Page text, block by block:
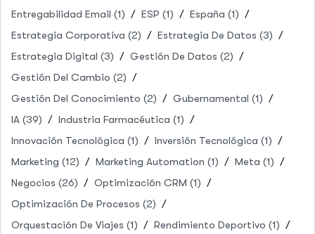
Entregabilidad Email (1) ESP (1) España (1)
Estrategia Corporativa (2) Estrategia De Datos (3)
Estrategia Digital (3) Gestión De Datos (2)
Gestión Del Cambio (2)
Gestión Del Conocimiento (2) Gubernamental (1)
IA (39) Industria Farmacéutica (1)
Innovación Tecnológica (1) Inversión Tecnológica (1)
Marketing (12) Marketing Automation (1) Meta (1)
Negocios (26) Optimización CRM (1)
Optimización De Procesos (2)
Orquestación De Viajes (1) Rendimiento Deportivo (1)